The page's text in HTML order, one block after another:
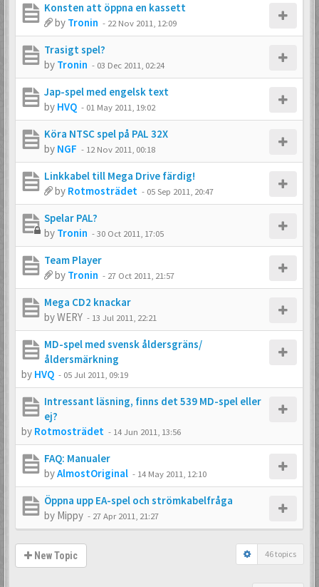
Konsten att öppna en kassett
by Tronin - 22 Nov 2011, 12:09
Trasigt spel?
by Tronin - 03 Dec 2011, 02:24
Jap-spel med engelsk text
by HVQ - 01 May 2011, 19:02
Köra NTSC spel på PAL 32X
by NGF - 12 Nov 2011, 00:18
Linkkabel till Mega Drive färdig!
by Rotmosträdet - 05 Sep 2011, 20:47
Spelar PAL?
by Tronin -30 Oct 2011, 17:05
Team Player
by Tronin - 27 Oct 2011, 21:57
Mega CD2 knackar
byWERY - 13 Jul 2011, 22:21
MD-spel med svensk åldersgräns/
åldersmärkning
by HVQ - 05 Jul 2011, 09:19
Intressant läsning, finns det 539 MD-spel eller
ej?
by Rotmosträdet - 14 Jun 2011, 13:56
FAQ: Manualer
byAlmostOriginal - 14 May 2011, 12:10
Öppna upp EA-spel och strömkabelfråga
by Mippy - 27 Apr 2011, 21:27
New Topic 46 topics